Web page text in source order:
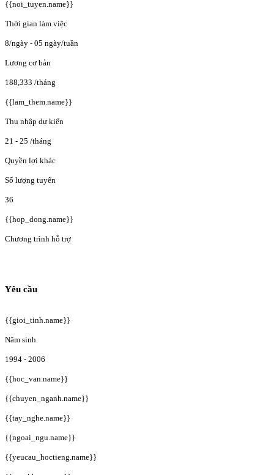
{{noi_tuyen.name}}
Thời gian làm việc
8/ngày - 05 ngày/tuần
Lương cơ bản
188,333 /tháng
{{lam_them.name}}
Thu nhập dự kiến
21 - 25 /tháng
Quyền lợi khác
Số lượng tuyển
36
{{hop_dong.name}}
Chương trình hỗ trợ
Yêu cầu
{{gioi_tinh.name}}
Năm sinh
1994 - 2006
{{hoc_van.name}}
{{chuyen_nganh.name}}
{{tay_nghe.name}}
{{ngoai_ngu.name}}
{{yeucau_hoctieng.name}}